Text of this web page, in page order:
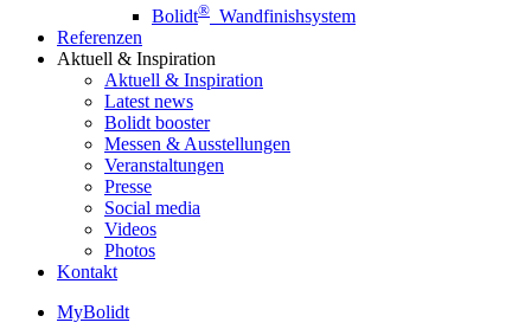
Bolidt® Wandfinishsystem
Referenzen
Aktuell & Inspiration
Aktuell & Inspiration
Latest news
Bolidt booster
Messen & Ausstellungen
Veranstaltungen
Presse
Social media
Videos
Photos
Kontakt
MyBolidt